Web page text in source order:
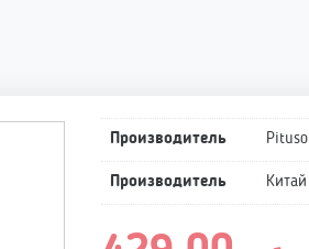
Производитель Pituso
Производитель Китай